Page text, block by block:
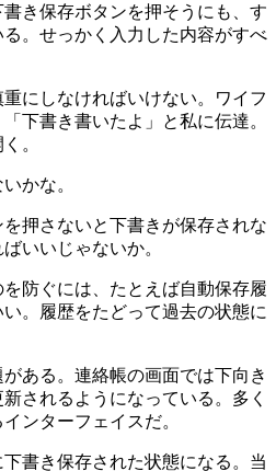
き保存ボタンを押そうにも、す
。せっかく入力した内容がすべ
にしなければいけない。ワイフ
下書き書いたよ」と私に伝達。
。
かな。
押さないと下書きが保存されな
いいじゃないか。
防ぐには、たとえば自動保存履
。履歴をたどって過去の状態に
ある。連絡帳の画面では下向き
されるようになっている。多く
ンターフェイスだ。
書き保存された状態になる。当